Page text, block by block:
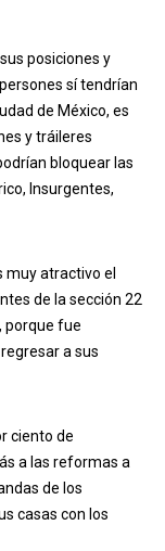
posiciones y
sí tendrían
de México, es
y tráileres
bloquear las
Insurgentes,
muy atractivo el
de la sección 22
porque fue
a sus
ciento de
a las reformas a
de los
casas con los